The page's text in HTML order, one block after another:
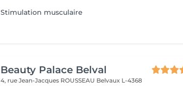
Stimulation musculaire
Beauty Palace Belval
4, rue Jean-Jacques ROUSSEAU Belvaux L-4368